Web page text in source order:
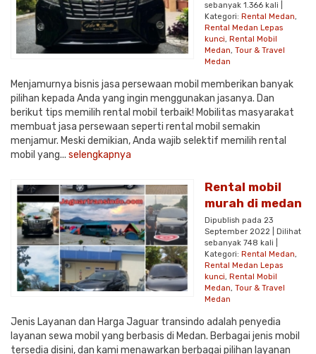
sebanyak 1.366 kali |
Kategori: Rental Medan,
Rental Medan Lepas
kunci, Rental Mobil
Medan, Tour & Travel
Medan
Menjamurnya bisnis jasa persewaan mobil memberikan banyak
pilihan kepada Anda yang ingin menggunakan jasanya. Dan
berikut tips memilih rental mobil terbaik! Mobilitas masyarakat
membuat jasa persewaan seperti rental mobil semakin
menjamur. Meski demikian, Anda wajib selektif memilih rental
mobil yang... selengkapnya
Rental mobil
murah di medan
Dipublish pada 23
September 2022 | Dilihat
sebanyak 748 kali |
Kategori: Rental Medan,
Rental Medan Lepas
kunci, Rental Mobil
Medan, Tour & Travel
Medan
Jenis Layanan dan Harga Jaguar transindo adalah penyedia
layanan sewa mobil yang berbasis di Medan. Berbagai jenis mobil
tersedia disini, dan kami menawarkan berbagai pilihan layanan